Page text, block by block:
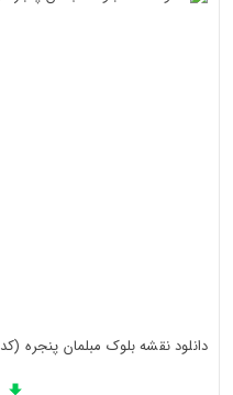
دانلود نقشه بلوک مبلمان پنجره (کد36880)